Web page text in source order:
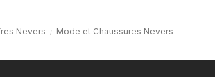
Nevers Mode et Chaussures Nevers